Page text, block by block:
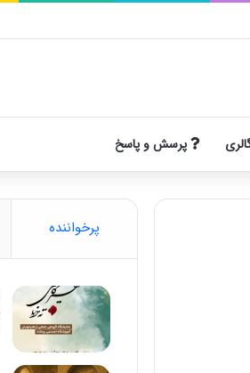
پرسش و پاسخ
پرخواننده